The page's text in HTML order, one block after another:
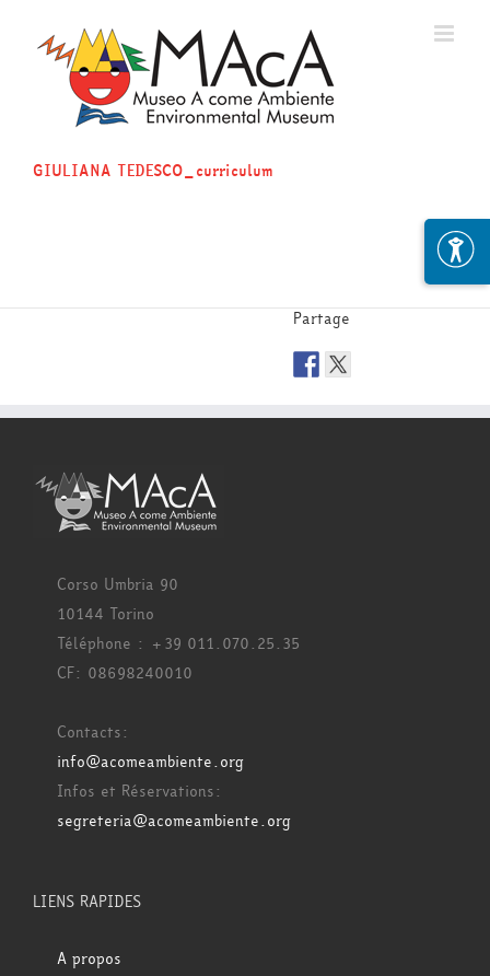
GIULIANA TEDESCO_curriculum
Partage
Corso Umbria 90
10144 Torino
Téléphone : +39 011.070.25.35
CF: 08698240010
Contacts:
info@acomeambiente.org
Infos et Réservations:
segreteria@acomeambiente.org
LIENS RAPIDES
A propos